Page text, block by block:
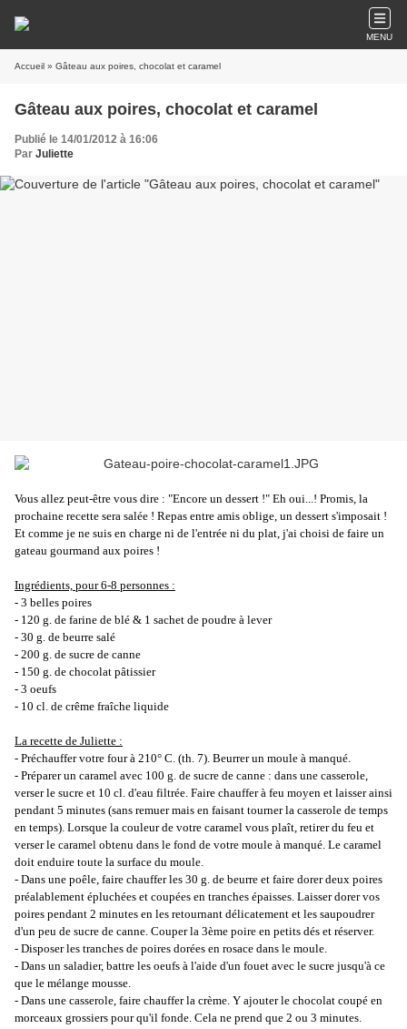
MENU
Accueil » Gâteau aux poires, chocolat et caramel
Gâteau aux poires, chocolat et caramel
Publié le 14/01/2012 à 16:06
Par Juliette
Vous allez peut-être vous dire : "Encore un dessert !" Eh oui...! Promis, la
prochaine recette sera salée ! Repas entre amis oblige, un dessert s'imposait !
Et comme je ne suis en charge ni de l'entrée ni du plat, j'ai choisi de faire un
gateau gourmand aux poires !
Ingrédients, pour 6-8 personnes :
- 3 belles poires
- 120 g. de farine de blé & 1 sachet de poudre à lever
- 30 g. de beurre salé
- 200 g. de sucre de canne
- 150 g. de chocolat pâtissier
- 3 oeufs
- 10 cl. de crême fraîche liquide
La recette de Juliette :
- Préchauffer votre four à 210° C. (th. 7). Beurrer un moule à manqué.
- Préparer un caramel avec 100 g. de sucre de canne : dans une casserole,
verser le sucre et 10 cl. d'eau filtrée. Faire chauffer à feu moyen et laisser ainsi
pendant 5 minutes (sans remuer mais en faisant tourner la casserole de temps
en temps). Lorsque la couleur de votre caramel vous plaît, retirer du feu et
verser le caramel obtenu dans le fond de votre moule à manqué. Le caramel
doit enduire toute la surface du moule.
- Dans une poêle, faire chauffer les 30 g. de beurre et faire dorer deux poires
préalablement épluchées et coupées en tranches épaisses. Laisser dorer vos
poires pendant 2 minutes en les retournant délicatement et les saupoudrer
d'un peu de sucre de canne. Couper la 3ème poire en petits dés et réserver.
- Disposer les tranches de poires dorées en rosace dans le moule.
- Dans un saladier, battre les oeufs à l'aide d'un fouet avec le sucre jusqu'à ce
que le mélange mousse.
- Dans une casserole, faire chauffer la crème. Y ajouter le chocolat coupé en
morceaux grossiers pour qu'il fonde. Cela ne prend que 2 ou 3 minutes.